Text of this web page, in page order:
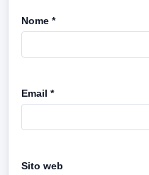
Nome *
Email *
Sito web